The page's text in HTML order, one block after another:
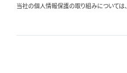
当社の個人情報保護の取り組みについては、